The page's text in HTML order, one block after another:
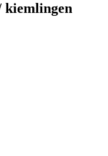
kiemlingen